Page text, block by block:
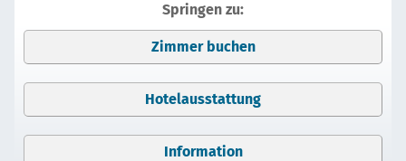
Springen zu:
Zimmer buchen
Hotelausstattung
Information